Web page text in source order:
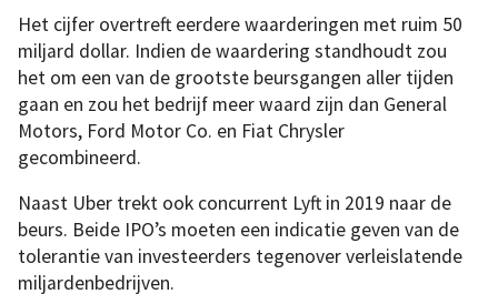
Het cijfer overtreft eerdere waarderingen met ruim 50
miljard dollar. Indien de waardering standhoudt zou
het om een van de grootste beursgangen aller tijden
gaan en zou het bedrijf meer waard zijn dan General
Motors, Ford Motor Co. en Fiat Chrysler
gecombineerd.
Naast Uber trekt ook concurrent Lyft in 2019 naar de
beurs. Beide IPO’s moeten een indicatie geven van de
tolerantie van investeerders tegenover verleislatende
miljardenbedrijven.